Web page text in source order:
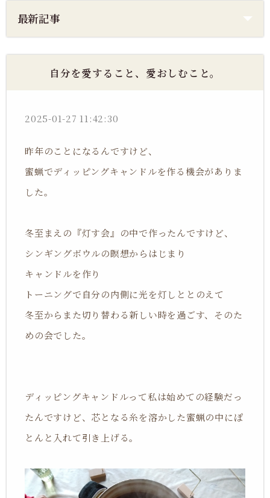
最新記事
自分を愛すること、愛おしむこと。
2025-01-27 11:42:30
昨年のことになるんですけど、
蜜蝋でディッピングキャンドルを作る機会がありま
した。
冬至まえの『灯す会』の中で作ったんですけど、
シンギングボウルの瞑想からはじまり
キャンドルを作り
トーニングで自分の内側に光を灯しととのえて
冬至からまた切り替わる新しい時を過ごす、そのた
めの会でした。
ディッピングキャンドルって私は始めての経験だっ
たんですけど、芯となる糸を溶かした蜜蝋の中にぽ
とんと入れて引き上げる。